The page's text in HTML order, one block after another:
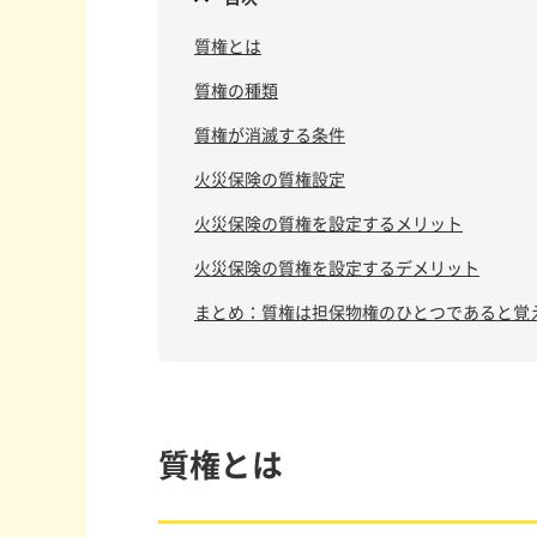
質権とは
質権の種類
質権が消滅する条件
火災保険の質権設定
火災保険の質権を設定するメリット
火災保険の質権を設定するデメリット
まとめ：質権は担保物権のひとつであると覚
質権とは